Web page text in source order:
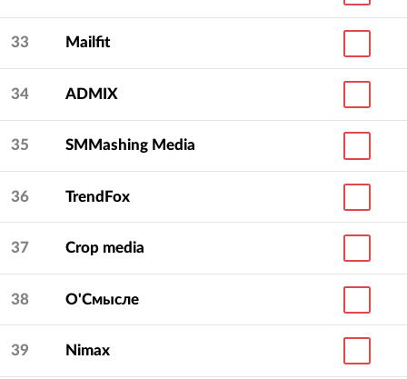
33 Mailfit
34 ADMIX
35 SMMashing Media
36 TrendFox
37 Crop media
38 О'Смысле
39 Nimax